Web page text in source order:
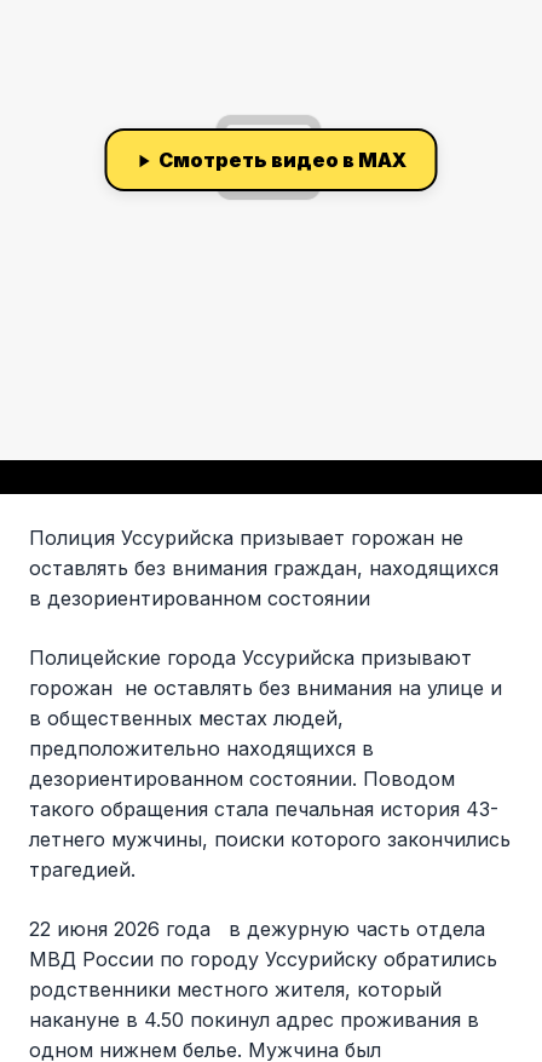
Смотреть видео в MAX
Полиция Уссурийска призывает горожан не
оставлять без внимания граждан, находящихся
в дезориентированном состоянии
Полицейские города Уссурийска призывают
горожан не оставлять без внимания на улице и
в общественных местах людей,
предположительно находящихся в
дезориентированном состоянии. Поводом
такого обращения стала печальная история 43-
летнего мужчины, поиски которого закончились
трагедией.
22 июня 2026 года в дежурную часть отдела
МВД России по городу Уссурийску обратились
родственники местного жителя, который
накануне в 4.50 покинул адрес проживания в
одном нижнем белье. Мужчина был